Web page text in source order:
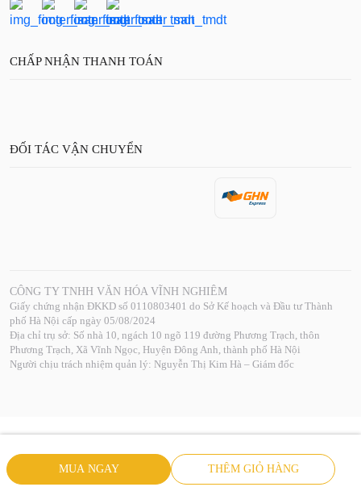
MUA NGAY THÊM GIỎ HÀNG
CHẤP NHẬN THANH TOÁN
ĐỐI TÁC VẬN CHUYỂN
CÔNG TY TNHH VĂN HÓA VĨNH NGHIÊM
Giấy chứng nhận ĐKKD số 0110803401 do Sở Kế hoạch và Đầu tư Thành
phố Hà Nội cấp ngày 05/08/2024
Địa chỉ trụ sở: Số nhà 10, ngách 10 ngõ 119 đường Phương Trạch, thôn
Phương Trạch, Xã Vĩnh Ngọc, Huyện Đông Anh, thành phố Hà Nội
Người chịu trách nhiệm quản lý: Nguyễn Thị Kim Hà – Giám đốc